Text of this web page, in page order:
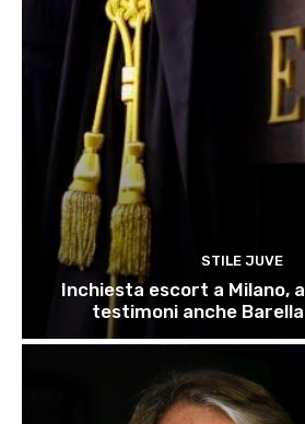
STILE JUVE
Inchiesta escort a Milano,
testimoni anche